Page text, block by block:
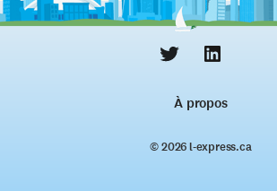
À propos
© 2026 l‑express.ca